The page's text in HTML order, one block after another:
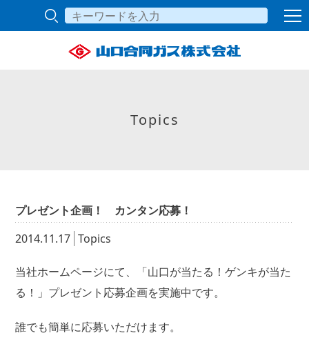
Topics
プレゼント企画！ カンタン応募！
2014.11.17 Topics
当社ホームページにて、「山口が当たる！ゲンキが当た
る！」プレゼント応募企画を実施中です。
誰でも簡単に応募いただけます。